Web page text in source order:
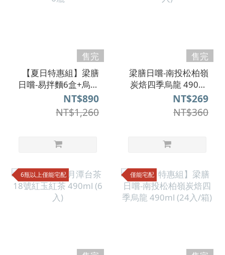
售完
【夏日特惠組】梁膳
日嚐-易拌麵6盒+烏龍
茶6瓶
NT$890
NT$1,260
售完
梁膳日嚐-南投松柏嶺
炭焙四季烏龍 490ml
(6入)
NT$269
NT$360
6瓶以上僅能宅配 僅能宅配